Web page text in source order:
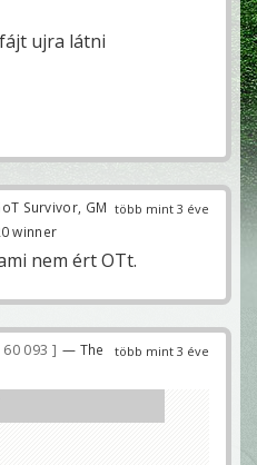
ujra látni
több mint 3 éve
Survivor, GM
winner
nem ért OTt.
több mint 3 éve
60 093
— The